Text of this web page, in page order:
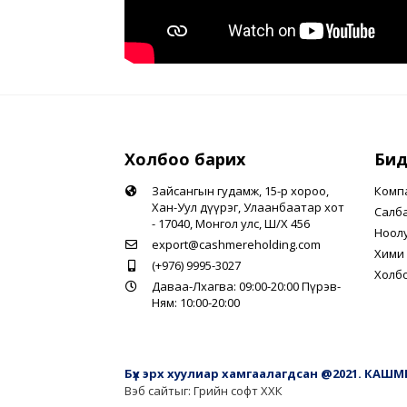
Холбоо барих
Зайсангын гудамж, 15-р хороо,
Хан-Уул дүүрэг, Улаанбаатар хот
- 17040, Монгол улс, Ш/Х 456
export@cashmereholding.com
(+976) 9995-3027
Даваа-Лхагва: 09:00-20:00 Пүрэв-
Ням: 10:00-20:00
Хими
Бүх эрх хуулиар хамгаалагдсан @2021.
Вэб сайтыг: Грийн софт ХХК